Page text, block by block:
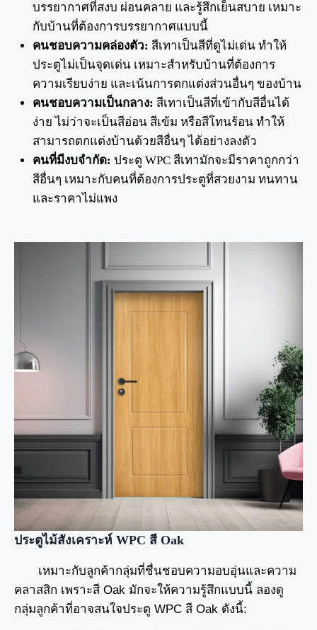
บรรยากาศที่สงบ ผ่อนคลาย และรู้สึกเย็นสบาย เหมาะ
กับบ้านที่ต้องการบรรยากาศแบบนี้
คนชอบความคล่องตัว: สีเทาเป็นสีที่ดูไม่เด่น ทำให้
ประตูไม่เป็นจุดเด่น เหมาะสำหรับบ้านที่ต้องการ
ความเรียบง่าย และเน้นการตกแต่งส่วนอื่นๆ ของบ้าน
คนชอบความเป็นกลาง: สีเทาเป็นสีที่เข้ากับสีอื่นได้
ง่าย ไม่ว่าจะเป็นสีอ่อน สีเข้ม หรือสีโทนร้อน ทำให้
สามารถตกแต่งบ้านด้วยสีอื่นๆ ได้อย่างลงตัว
คนที่มีงบจำกัด: ประตู WPC สีเทามักจะมีราคาถูกกว่า
สีอื่นๆ เหมาะกับคนที่ต้องการประตูที่สวยงาม ทนทาน
และราคาไม่แพง
ประตูไม้สังเคราะห์ WPC สี Oak
เหมาะกับลูกค้ากลุ่มที่ชื่นชอบความอบอุ่นและความ
คลาสสิก เพราะสี Oak มักจะให้ความรู้สึกแบบนี้ ลองดู
กลุ่มลูกค้าที่อาจสนใจประตู WPC สี Oak ดังนี้: